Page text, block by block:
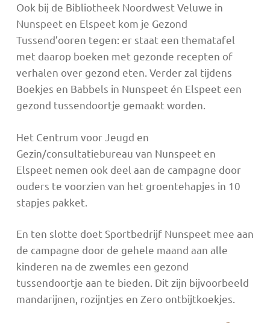
Ook bij de Bibliotheek Noordwest Veluwe in
Nunspeet en Elspeet kom je Gezond
Tussend’ooren tegen: er staat een thematafel
met daarop boeken met gezonde recepten of
verhalen over gezond eten. Verder zal tijdens
Boekjes en Babbels in Nunspeet én Elspeet een
gezond tussendoortje gemaakt worden.
Het Centrum voor Jeugd en
Gezin/consultatiebureau van Nunspeet en
Elspeet nemen ook deel aan de campagne door
ouders te voorzien van het groentehapjes in 10
stapjes pakket.
En ten slotte doet Sportbedrijf Nunspeet mee aan
de campagne door de gehele maand aan alle
kinderen na de zwemles een gezond
tussendoortje aan te bieden. Dit zijn bijvoorbeeld
mandarijnen, rozijntjes en Zero ontbijtkoekjes.